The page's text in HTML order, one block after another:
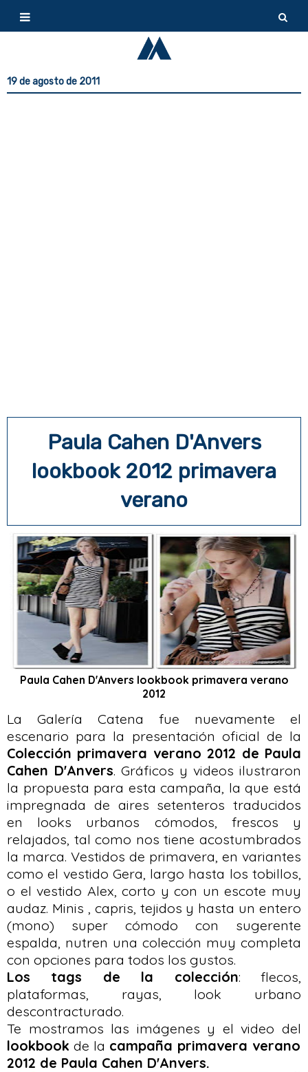
19 de agosto de 2011
Paula Cahen D'Anvers
lookbook 2012 primavera
verano
Paula Cahen D'Anvers lookbook primavera verano
2012
La Galería Catena fue nuevamente el
escenario para la presentación oficial de la
Colección primavera verano 2012 de Paula
Cahen D'Anvers. Gráficos y videos ilustraron
la propuesta para esta campaña, la que está
impregnada de aires setenteros traducidos
en looks urbanos cómodos, frescos y
relajados, tal como nos tiene acostumbrados
la marca. Vestidos de primavera, en variantes
como el vestido Gera, largo hasta los tobillos,
o el vestido Alex, corto y con un escote muy
audaz. Minis , capris, tejidos y hasta un entero
(mono) super cómodo con sugerente
espalda, nutren una colección muy completa
con opciones para todos los gustos.
Los tags de la colección: flecos,
plataformas, rayas, look urbano
descontracturado.
Te mostramos las imágenes y el video del
lookbook de la campaña primavera verano
2012 de Paula Cahen D'Anvers.